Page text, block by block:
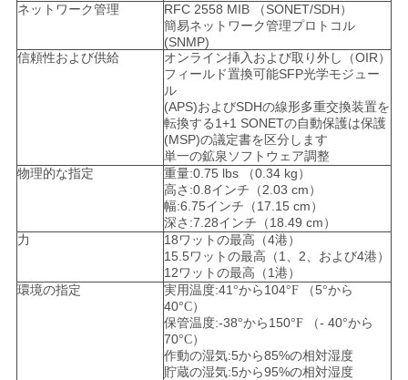
ネットワーク管理
RFC 2558 MIB （SONET/SDH）
簡易ネットワーク管理プロトコル
(SNMP)
信頼性および供給
オンライン挿入および取り外し（OIR）
フィールド置換可能SFP光学モジュー
ル
(APS)およびSDHの線形多重交換装置を
転換する1+1 SONETの自動保護は保護
(MSP)の議定書を区分します
単一の鉱泉ソフトウェア調整
物理的な指定
重量:0.75 lbs （0.34 kg）
高さ:0.8インチ（2.03 cm）
幅:6.75インチ（17.15 cm）
深さ:7.28インチ（18.49 cm）
力
18ワットの最高（4港）
15.5ワットの最高（1、2、および4港）
12ワットの最高（1港）
環境の指定
実用温度:41 °から104°F（5°から
40°C）
保管温度:-38°から150°F（- 40°から
70°C）
作動の湿気:5から85%の相対湿度
貯蔵の湿気:5から95%の相対湿度